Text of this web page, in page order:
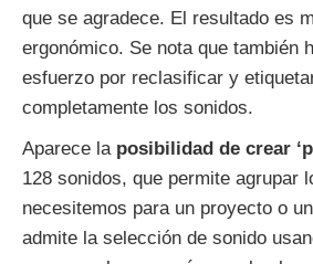
que se agradece. El resultado es
ergonómico. Se nota que también
esfuerzo por reclasificar y
completamente los sonidos.
Aparece la posibilidad de crear
128 sonidos, que permite agrupar
necesitemos para un proyecto o
admite la selección de sonido